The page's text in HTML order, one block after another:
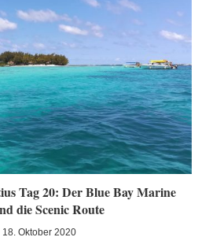
Tag 20: Der Blue Bay Marine
die Scenic Route
18. Oktober 2020